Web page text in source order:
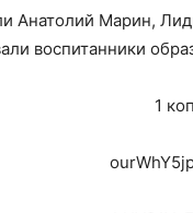
Анатолий Марин,
воспитанники